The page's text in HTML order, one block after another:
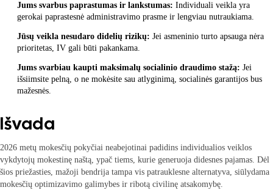
Jums svarbus paprastumas ir lankstumas: Individuali veikla yra
gerokai paprastesnė administravimo prasme ir lengviau nutraukiama.
Jūsų veikla nesudaro didelių rizikų: Jei asmeninio turto apsauga nėra
prioritetas, IV gali būti pakankama.
Jums svarbiau kaupti maksimalų socialinio draudimo stažą: Jei
išsiimsite pelną, o ne mokėsite sau atlyginimą, socialinės garantijos bus
mažesnės.
Išvada
2026 metų mokesčių pokyčiai neabejotinai padidins individualios veiklos
vykdytojų mokestinę naštą, ypač tiems, kurie generuoja didesnes pajamas. Dėl
šios priežasties, mažoji bendrija tampa vis patrauklesne alternatyva, siūlydama
mokesčių optimizavimo galimybes ir ribotą civilinę atsakomybę.